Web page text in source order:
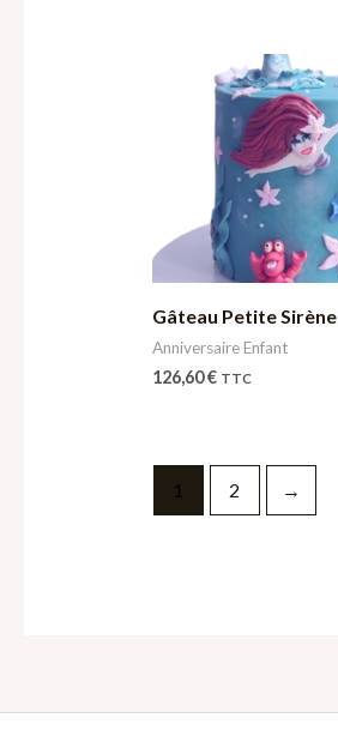
Gâteau Petite Sirène
Anniversaire Enfant
126,60€ TTC
1 2 →